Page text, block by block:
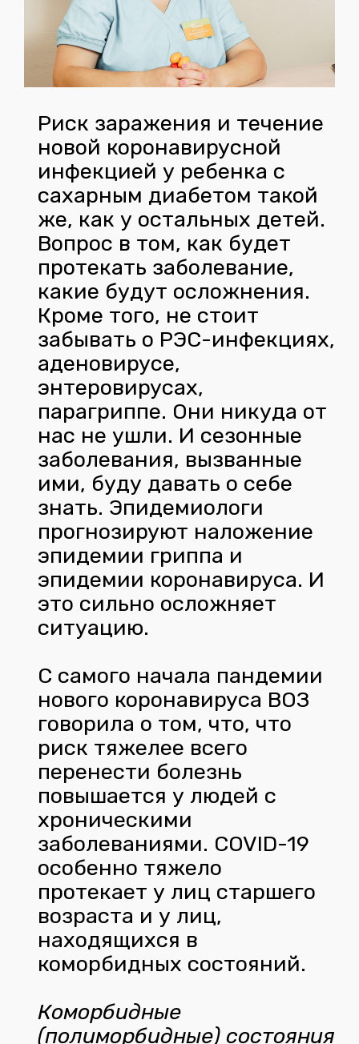
Риск заражения и течение
новой коронавирусной
инфекцией у ребенка с
сахарным диабетом такой
же, как у остальных детей.
Вопрос в том, как будет
протекать заболевание,
какие будут осложнения.
Кроме того, не стоит
забывать о РЭС-инфекциях,
аденовирусе,
энтеровирусах,
парагриппе. Они никуда от
нас не ушли. И сезонные
заболевания, вызванные
ими, буду давать о себе
знать. Эпидемиологи
прогнозируют наложение
эпидемии гриппа и
эпидемии коронавируса. И
это сильно осложняет
ситуацию.
С самого начала пандемии
нового коронавируса ВОЗ
говорила о том, что, что
риск тяжелее всего
перенести болезнь
повышается у людей с
хроническими
заболеваниями. COVID-19
особенно тяжело
протекает у лиц старшего
возраста и у лиц,
находящихся в
коморбидных состояний.
Коморбидные
(полиморбидные) состояния